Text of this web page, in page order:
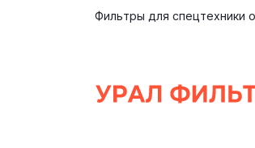
Фильтры для спецтехники